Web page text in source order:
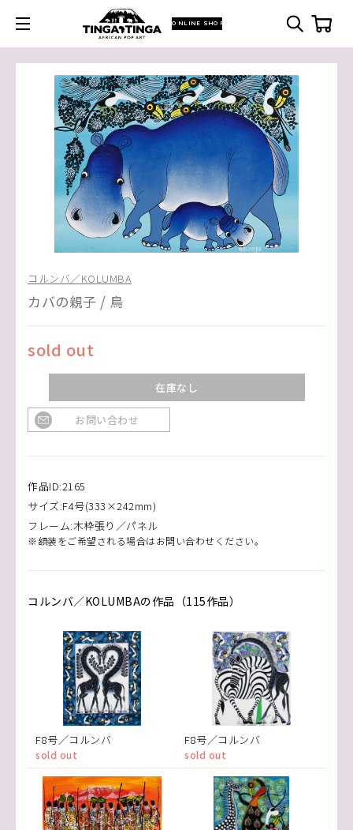
ONLINE SHOP
コルンバ／KOLUMBA
カバの親子 / 鳥
sold out
在庫なし
お問い合わせ
作品ID:2165
サイズ:F4号(333×242mm)
フレーム:木枠張り／パネル
※額装をご希望される場合はお問い合わせください。
コルンバ／KOLUMBAの作品（115作品）
F8号／コルンバ
sold out
F8号／コルンバ
sold out